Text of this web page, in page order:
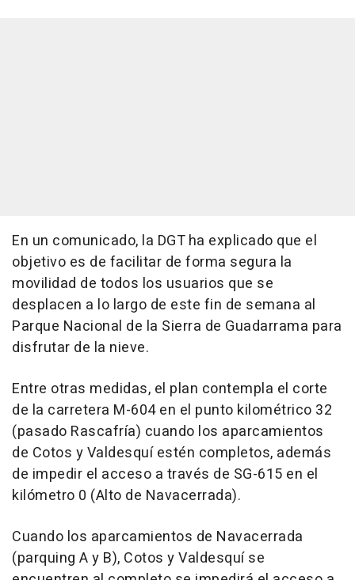
En un comunicado, la DGT ha explicado que el
objetivo es de facilitar de forma segura la
movilidad de todos los usuarios que se
desplacen a lo largo de este fin de semana al
Parque Nacional de la Sierra de Guadarrama para
disfrutar de la nieve.
Entre otras medidas, el plan contempla el corte
de la carretera M-604 en el punto kilométrico 32
(pasado Rascafría) cuando los aparcamientos
de Cotos y Valdesquí estén completos, además
de impedir el acceso a través de SG-615 en el
kilómetro 0 (Alto de Navacerrada).
Cuando los aparcamientos de Navacerrada
(parquing A y B), Cotos y Valdesquí se